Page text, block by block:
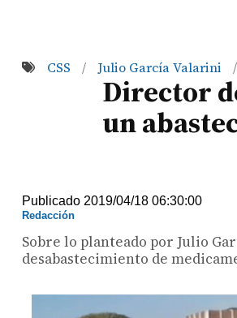
CSS / Julio García Valarini /
Director
un
Publicado 2019/04/18 06:30:00
Redacción
Sobre lo planteado por Julio
desabastecimiento de